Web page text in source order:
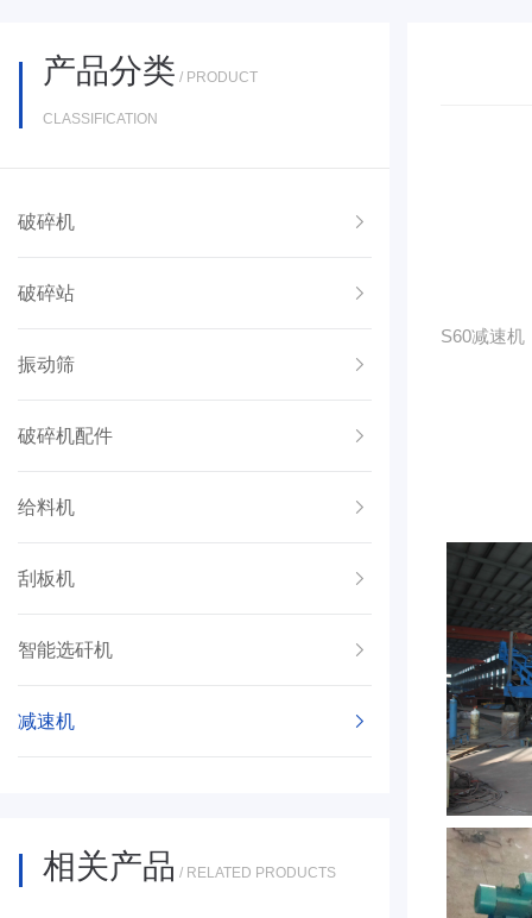
产品分类 / PRODUCT
CLASSIFICATION
破碎机
破碎站
振动筛
破碎机配件
给料机
刮板机
智能选矸机
减速机
相关产品 / RELATED PRODUCTS
S60减速机